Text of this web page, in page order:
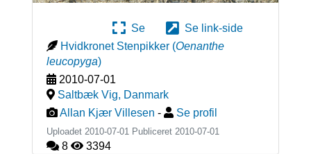
Se
Se link-side
Hvidkronet Stenpikker (Oenanthe
leucopyga)
2010-07-01
Saltbæk Vig, Danmark
Allan Kjær Villesen - Se profil
Uploadet 2010-07-01 Publiceret 2010-07-01
8 3394